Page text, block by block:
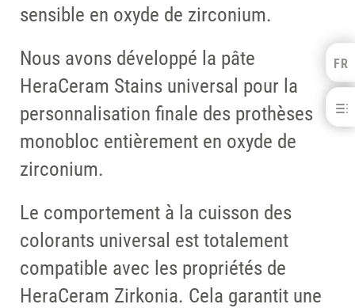
Kulzer Benelux FR
FRANÇAIS
NEDERLANDS
HeraCeram® Zirkonia
BÉNÉFICES
TELECHARGEMENTS
sensible en oxyde de zirconium.
Nous avons développé la pâte
HeraCeram Stains universal pour la
personnalisation finale des prothèses
monobloc entièrement en oxyde de
zirconium.
Le comportement à la cuisson des
colorants universal est totalement
compatible avec les propriétés de
HeraCeram Zirkonia. Cela garantit une